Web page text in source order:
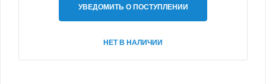
УВЕДОМИТЬ О ПОСТУПЛЕНИИ
НЕТ В НАЛИЧИИ